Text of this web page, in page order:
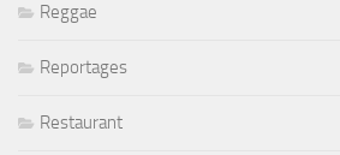
Reggae
Reportages
Restaurant